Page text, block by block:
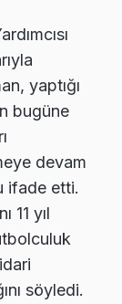
yaptığı
bugüne
devam
ifade etti.
11 yıl
söyledi.